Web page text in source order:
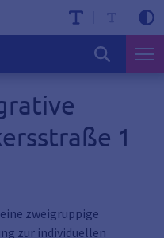
1
zweigruppige
zur individuellen